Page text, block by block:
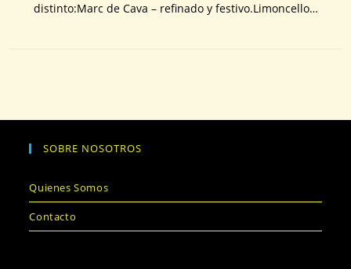
distinto:Marc de Cava – refinado y festivo.Limoncello…
SOBRE NOSOTROS
Quienes Somos
Contacto